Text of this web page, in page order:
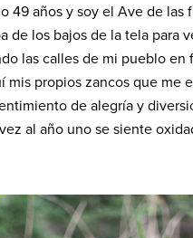
49 años y soy el Ave de
de los bajos de la tela para
las calles de mi pueblo
mis propios zancos que me
de alegría y
al año uno se siente